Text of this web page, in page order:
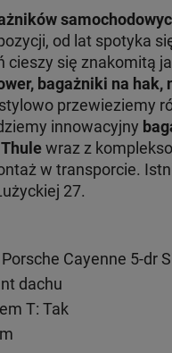
od lat spotyka
cieszy się znakomitą
bagażniki na hak,
przewieziemy
innowacyjny
Thulewraz z
w transporcie.
27.
Cayenne 5-dr
dachu
T: Tak